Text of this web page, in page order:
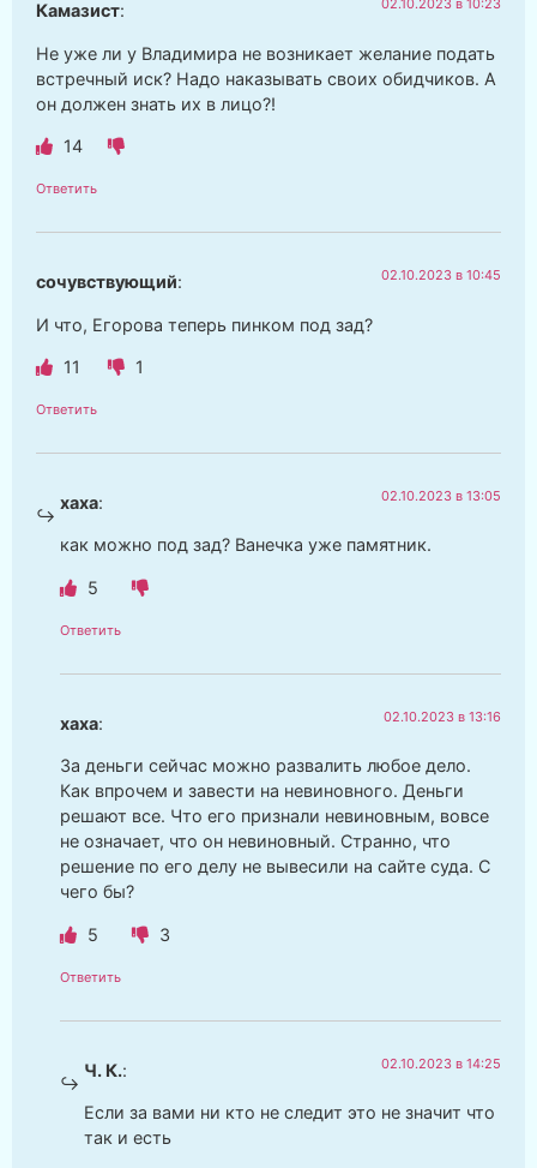
Камазист: 02.10.2023 в 10:23
Не уже ли у Владимира не возникает желание подать
встречный иск? Надо наказывать своих обидчиков. А
он должен знать их в лицо?!
14
Ответить
сочувствующий: 02.10.2023 в 10:45
И что, Егорова теперь пинком под зад?
11 1
Ответить
хаха: 02.10.2023 в 13:05
как можно под зад? Ванечка уже памятник.
5
Ответить
хаха: 02.10.2023 в 13:16
За деньги сейчас можно развалить любое дело.
Как впрочем и завести на невиновного. Деньги
решают все. Что его признали невиновным, вовсе
не означает, что он невиновный. Странно, что
решение по его делу не вывесили на сайте суда. С
чего бы?
5 3
Ответить
Ч. К.: 02.10.2023 в 14:25
Если за вами ни кто не следит это не значит что
так и есть